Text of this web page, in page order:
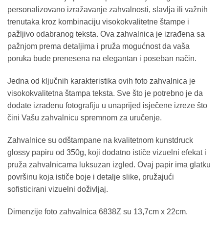
personalizovano izražavanje zahvalnosti, slavlja ili važnih
trenutaka kroz kombinaciju visokokvalitetne štampe i
pažljivo odabranog teksta. Ova zahvalnica je izrađena sa
pažnjom prema detaljima i pruža mogućnost da vaša
poruka bude prenesena na elegantan i poseban način.
Jedna od ključnih karakteristika ovih foto zahvalnica je
visokokvalitetna štampa teksta. Sve što je potrebno je da
dodate izrađenu fotografiju u unaprijed isječene izreze što
čini Vašu zahvalnicu spremnom za uručenje.
Zahvalnice su odštampane na kvalitetnom kunstdruck
glossy papiru od 350g, koji dodatno ističe vizuelni efekat i
pruža zahvalnicama luksuzan izgled. Ovaj papir ima glatku
površinu koja ističe boje i detalje slike, pružajući
sofisticirani vizuelni doživljaj.
Dimenzije foto zahvalnica 6838Z su 13,7cm x 22cm.